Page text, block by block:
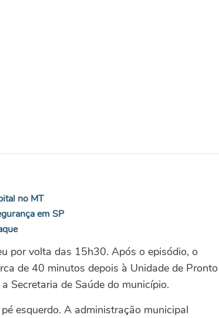
no MT
em SP
por volta das 15h30. Após o episódio, o
de 40 minutos depois à Unidade de Pronto
Secretaria de Saúde do município.
esquerdo. A administração municipal